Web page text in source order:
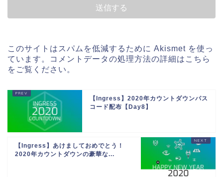
このサイトはスパムを低減するために Akismet を使っ
ています。
コメントデータの処理方法の詳細はこちら
をご覧ください 。
【Ingress】2020年カウントダウンパス
コード配布【Day8】
【Ingress】あけましておめでとう！
2020年カウントダウンの豪華な...